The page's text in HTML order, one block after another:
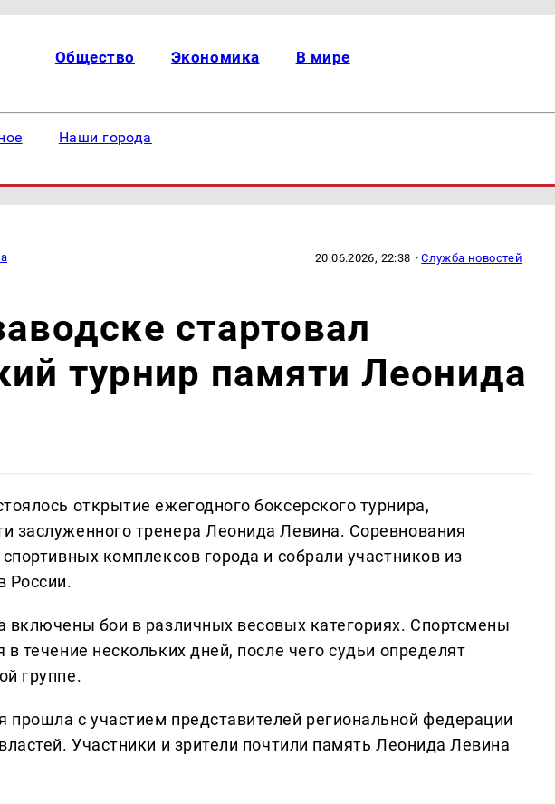
Общество Экономика В мире
Наши города
20.06.2026, 22:38 ·Служба новостей
стартовал
турнир памяти Леонида
открытие ежегодного боксерского турнира,
заслуженного тренера Леонида Левина. Соревнования
комплексов города и собрали участников из
России.
включены бои в различных весовых категориях. Спортсмены
в течение нескольких дней, после чего судьи определят
группе.
прошла с участием представителей региональной федерации
Участники и зрители почтили память Леонида Левина